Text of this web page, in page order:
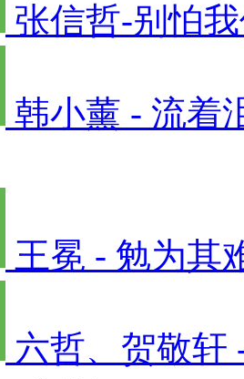
张信哲-别怕
韩小薰 - 流着
王冕 - 勉为其
六哲、贺敬轩